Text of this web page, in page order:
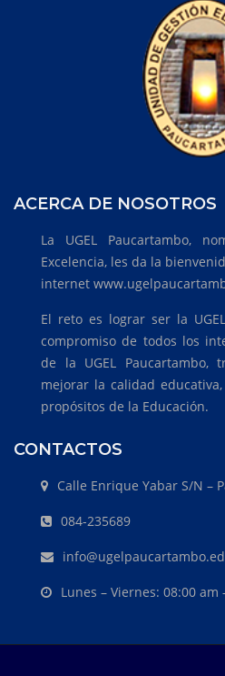
ACERCA DE NOSOTROS
La UGEL Paucartambo,
Excelencia, les da la
internet
El reto es lograr ser la
compromiso de todos los
de la UGEL Paucartambo,
mejorar la calidad
propósitos de la Educación.
CONTACTOS
Calle Enrique Yabar S/N –
084-235689
Lunes – Viernes: 08:00 am